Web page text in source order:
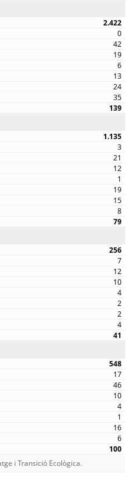
2.422
0
42
19
6
13
24
35
139
1.135
3
21
12
1
19
15
8
79
256
7
12
10
4
2
2
4
41
548
17
46
10
4
1
16
6
100
i Transició Ecològica.